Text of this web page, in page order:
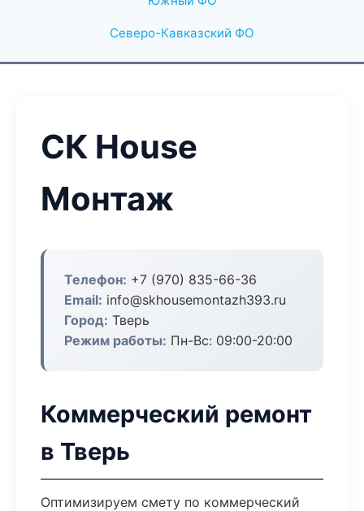
Северо-Кавказский ФО
СК House
Монтаж
Телефон: +7 (970) 835-66-36
Email: info@skhousemontazh393.ru
Город: Тверь
Режим работы: Пн-Вс: 09:00-20:00
Коммерческий ремонт
в Тверь
Оптимизируем смету по коммерческий